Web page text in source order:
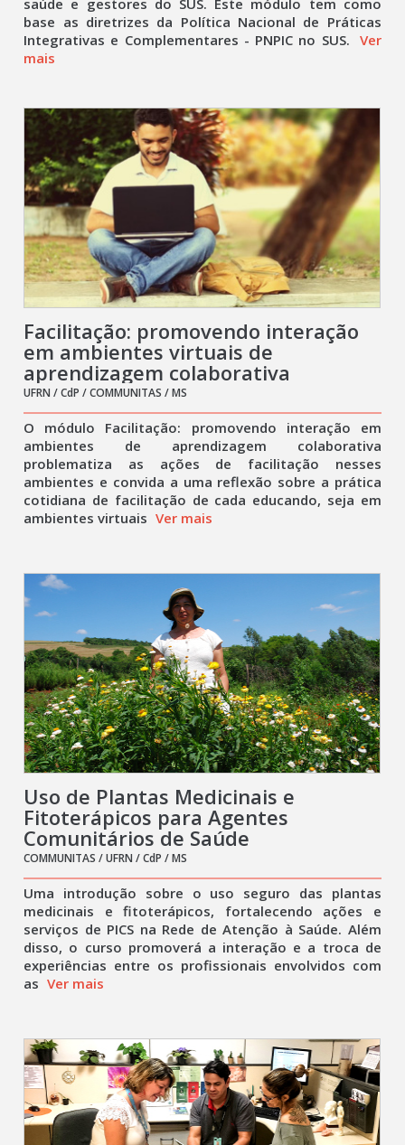
saúde e gestores do SUS. Este módulo tem como
base as diretrizes da Política Nacional de Práticas
Integrativas e Complementares - PNPIC no SUS. Ver
mais
Facilitação: promovendo interação
em ambientes virtuais de
aprendizagem colaborativa
UFRN / CdP / COMMUNITAS / MS
O módulo Facilitação: promovendo interação em
ambientes de aprendizagem colaborativa
problematiza as ações de facilitação nesses
ambientes e convida a uma reflexão sobre a prática
cotidiana de facilitação de cada educando, seja em
ambientes virtuais Ver mais
Uso de Plantas Medicinais e
Fitoterápicos para Agentes
Comunitários de Saúde
COMMUNITAS / UFRN / CdP / MS
Uma introdução sobre o uso seguro das plantas
medicinais e fitoterápicos, fortalecendo ações e
serviços de PICS na Rede de Atenção à Saúde. Além
disso, o curso promoverá a interação e a troca de
experiências entre os profissionais envolvidos com
as Ver mais